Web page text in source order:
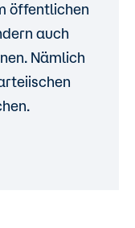
öffentlichen
auch
Nämlich